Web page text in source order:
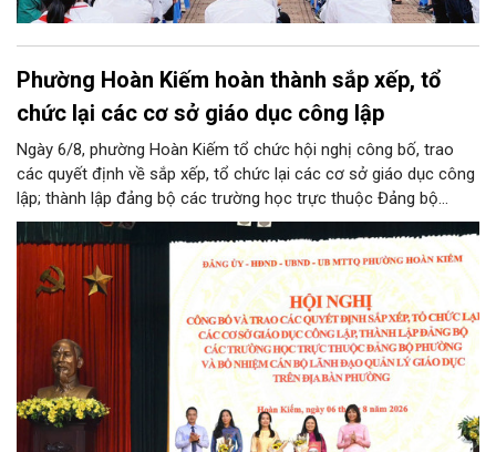
Phường Hoàn Kiếm hoàn thành sắp xếp, tổ
chức lại các cơ sở giáo dục công lập
Ngày 6/8, phường Hoàn Kiếm tổ chức hội nghị công bố, trao
các quyết định về sắp xếp, tổ chức lại các cơ sở giáo dục công
lập; thành lập đảng bộ các trường học trực thuộc Đảng bộ
phường, chỉ định các đồng chí tham gia cấp ủy, Bí thư, Phó Bí
thư Đảng ủy, bổ nhiệm cán bộ lãnh đạo, quản lý giáo dục.